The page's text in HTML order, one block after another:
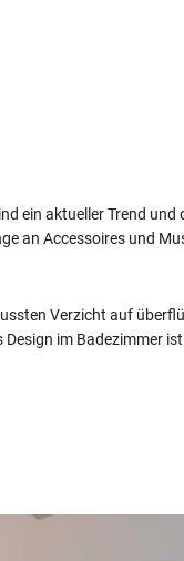
ein aktueller Trend
an Accessoires und
Verzicht auf
im Badezimmer